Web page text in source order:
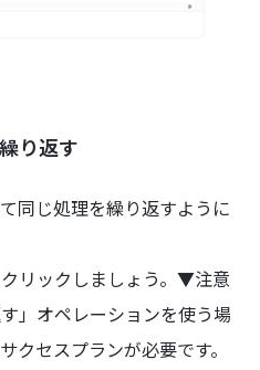
り返す
同じ処理を繰り返すように
クリックしましょう。▼注意
」オペレーションを使う場
クセスプランが必要です。